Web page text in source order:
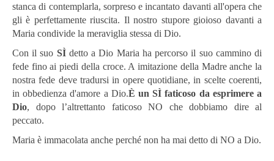
stanca di contemplarla, sorpreso e incantato davanti all'opera che
gli è perfettamente riuscita. Il nostro stupore gioioso davanti a
Maria condivide la meraviglia stessa di Dio.
Con il suo SÌdetto a Dio Maria ha percorso il suo cammino di
fede fino ai piedi della croce. A imitazione della Madre anche la
nostra fede deve tradursi in opere quotidiane, in scelte coerenti,
in obbedienza d'amore a Dio.È un SÌ faticoso da esprimere a
Dio, dopo l’altrettanto faticoso NO che dobbiamo dire al
peccato.
Maria è immacolata anche perché non ha mai detto di NO a Dio.